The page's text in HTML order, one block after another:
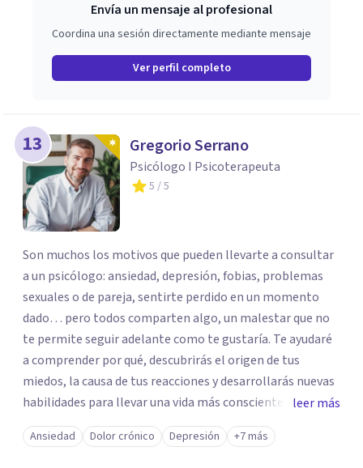
Envía un mensaje al profesional
Coordina una sesión directamente mediante mensaje
Ver perfil completo
13 Gregorio Serrano
Psicólogo I Psicoterapeuta
5 / 5
Son muchos los motivos que pueden llevarte a consultar
a un psicólogo: ansiedad, depresión, fobias, problemas
sexuales o de pareja, sentirte perdido en un momento
dado… pero todos comparten algo, un malestar que no
te permite seguir adelante como te gustaría. Te ayudaré
a comprender por qué, descubrirás el origen de tus
miedos, la causa de tus reacciones y desarrollarás nuevas
habilidades para llevar una vida más consciente y
satisfactoria. Aún sin causa aparente, la mente puede
llegar a bloquearte, impedirte disfrutar o lastrar tu
leer más
Ansiedad Dolor crónico Depresión +7 más